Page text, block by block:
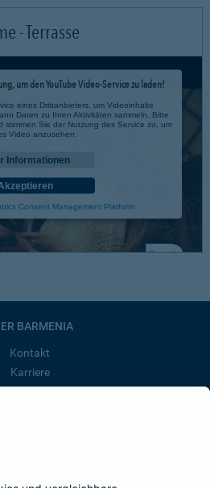
- Terrasse
um den YouTube Video-Service zu laden!
eines Drittanbieters, um Videoinhalte
Daten zu Ihren Aktivitäten sammeln. Bitte
stimmen Sie der Nutzung des Service zu, um
Video anzusehen.
Informationen
Consent Management Platform
BARMENIA
Kontakt
Karriere
der BarmeniaGothaer